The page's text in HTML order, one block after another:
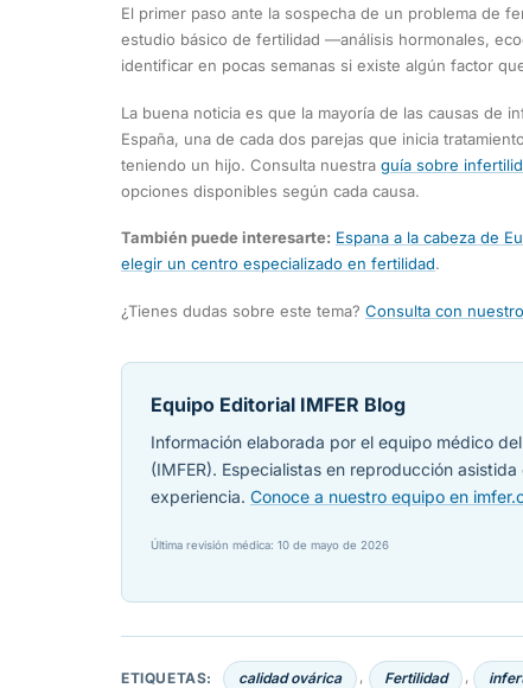
El primer paso ante la sospecha de un problema de
estudio básico de fertilidad —análisis hormonales,
identificar en pocas semanas si existe algún factor
La buena noticia es que la mayoría de las causas de
España, una de cada dos parejas que inicia
teniendo un hijo. Consulta nuestra guía sobre
opciones disponibles según cada causa.
También puede interesarte: Espana a la cabeza de
elegir un centro especializado en fertilidad.
¿Tienes dudas sobre este tema? Consulta con
Equipo Editorial IMFER Blog
Información elaborada por el equipo médico
(IMFER). Especialistas en reproducción
experiencia. Conoce a nuestro equipo en
Última revisión médica: 10 de mayo de 2026
ETIQUETAS: calidad ovárica , Fertilidad ,